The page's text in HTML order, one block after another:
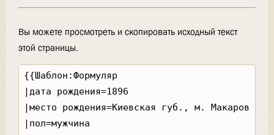
Вы можете просмотреть и скопировать исходный текст
этой страницы.